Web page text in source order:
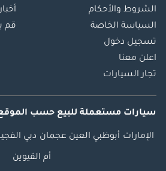
الشروط والأحكام
السياسة الخاصة
تسجيل دخول
اعلن معنا
تجار السيارات
قم
سيارات مستعملة للبيع حسب
الإمارات أبوظبي العين عجمان دبي
أم القيوين